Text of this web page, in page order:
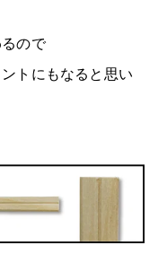
ので
トにもなると思い